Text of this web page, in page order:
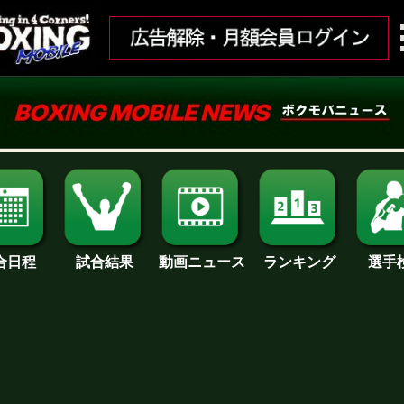
日程 試合結果 動画ニュース ランキング 選手